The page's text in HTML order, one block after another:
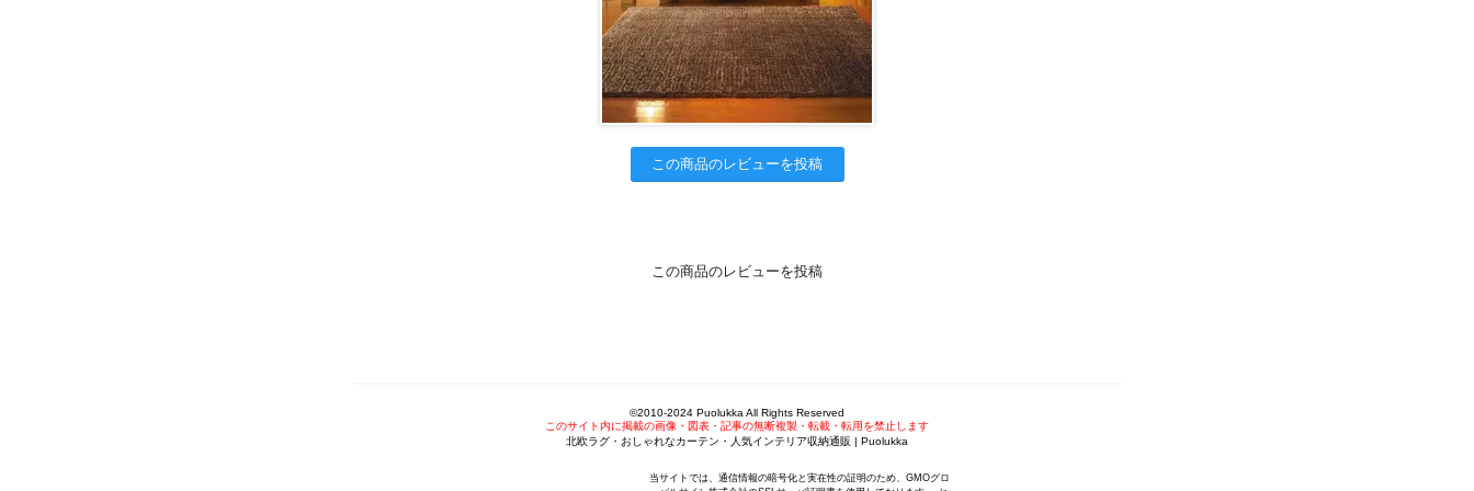
この商品のレビューを投稿
この商品のレビューを投稿
©2010-2024 Puolukka All Rights Reserved
このサイト内に掲載の画像・図表・記事の無断複製・転載・転用を禁止します
北欧ラグ・おしゃれなカーテン・人気インテリア収納通販 | Puolukka
当サイトでは、通信情報の暗号化と実在性の証明のため、GMOグロ